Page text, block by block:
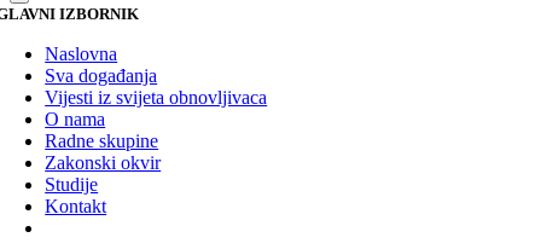
IZBORNIK
Naslovna
Sva događanja
Vijesti iz svijeta obnovljivaca
O nama
Radne skupine
Zakonski okvir
Studije
Kontakt